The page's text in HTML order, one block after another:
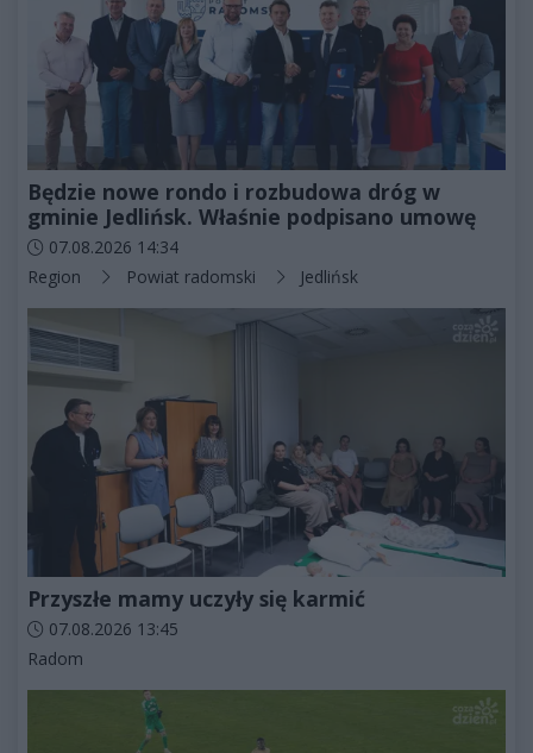
Będzie nowe rondo i rozbudowa dróg w
gminie Jedlińsk. Właśnie podpisano umowę
Data dodania artykułu:
07.08.2026 14:34
Kategorie artykułu:
Region Powiat radomski Jedlińsk
Przyszłe mamy uczyły się karmić
Data dodania artykułu:
07.08.2026 13:45
Kategorie artykułu:
Radom